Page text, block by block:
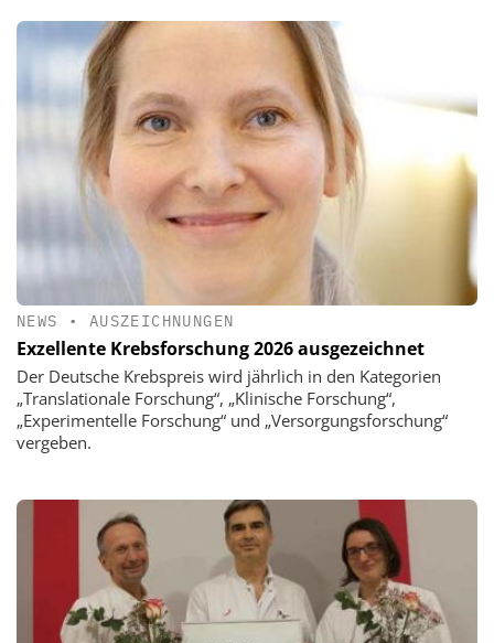
NEWS • AUSZEICHNUNGEN
Exzellente Krebsforschung 2026 ausgezeichnet
Der Deutsche Krebspreis wird jährlich in den Kategorien
„Translationale Forschung“, „Klinische Forschung“,
„Experimentelle Forschung“ und „Versorgungsforschung“
vergeben.